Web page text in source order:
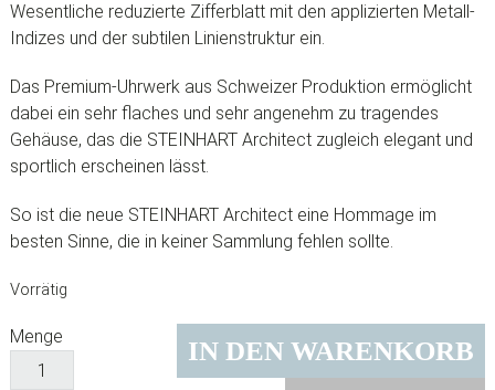
Wesentliche reduzierte Zifferblatt mit den applizierten Metall-
Indizes und der subtilen Linienstruktur ein.
Das Premium-Uhrwerk aus Schweizer Produktion ermöglicht
dabei ein sehr flaches und sehr angenehm zu tragendes
Gehäuse, das die STEINHART Architect zugleich elegant und
sportlich erscheinen lässt.
So ist die neue STEINHART Architect eine Hommage im
besten Sinne, die in keiner Sammlung fehlen sollte.
Vorrätig
Menge
IN DEN WARENKORB